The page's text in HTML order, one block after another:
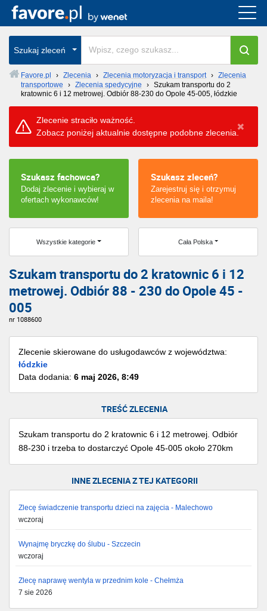
Szukaj zleceń
Favore.pl › Zlecenia › Zlecenia motoryzacja i transport › Zlecenia
transportowe
› Zlecenia spedycyjne › Szukam transportu do 2
kratownic 6 i 12 metrowej. Odbiór 88-230 do Opole 45-005, łódzkie
Zlecenie straciło ważność.
Zobacz poniżej aktualnie dostępne podobne zlecenia.
Szukasz fachowca?
Dodaj zlecenie i wybieraj w
ofertach wykonawców!
Szukasz zleceń?
Zarejestruj się i otrzymuj
zlecenia na maila!
Wszystkie kategorie Cała Polska
Szukam transportu do 2 kratownic 6 i 12
metrowej. Odbiór 88 - 230 do Opole 45 -
005
nr 1088600
Zlecenie skierowane do usługodawców z województwa:
łódzkie
Data dodania: 6 maj 2026, 8:49
TREŚĆ ZLECENIA
Szukam transportu do 2 kratownic 6 i 12 metrowej. Odbiór
88-230 i trzeba to dostarczyć Opole 45-005 około 270km
INNE ZLECENIA Z TEJ KATEGORII
Zlecę świadczenie transportu dzieci na zajęcia - Malechowo
wczoraj
Wynajmę bryczkę do ślubu - Szczecin
wczoraj
Zlecę naprawę wentyla w przednim kole - Chełmża
7 sie 2026
Cała Polska
wszystkie w całym kraju